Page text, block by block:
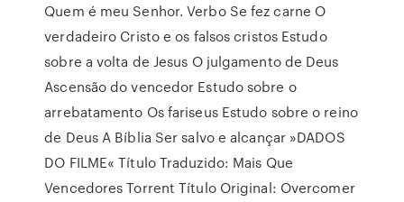
Quem é meu Senhor. Verbo Se fez carne O
verdadeiro Cristo e os falsos cristos Estudo
sobre a volta de Jesus O julgamento de Deus
Ascensão do vencedor Estudo sobre o
arrebatamento Os fariseus Estudo sobre o reino
de Deus A Bíblia Ser salvo e alcançar »DADOS
DO FILME« Título Traduzido: Mais Que
Vencedores Torrent Título Original: Overcomer